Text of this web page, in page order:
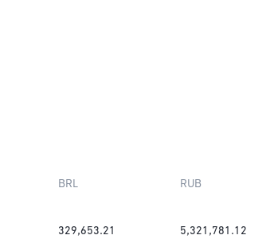
BRL RUB
329,653.21 5,321,781.12